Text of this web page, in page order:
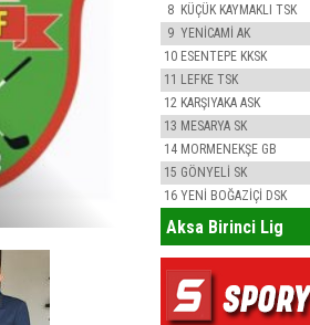
8 KÜÇÜK KAYMAKLI TSK
9 YENİCAMİ AK
10 ESENTEPE KKSK
11 LEFKE TSK
12 KARŞIYAKA ASK
13 MESARYA SK
14 MORMENEKŞE GB
15 GÖNYELİ SK
16 YENİ BOĞAZİÇİ DSK
Aksa Birinci Lig